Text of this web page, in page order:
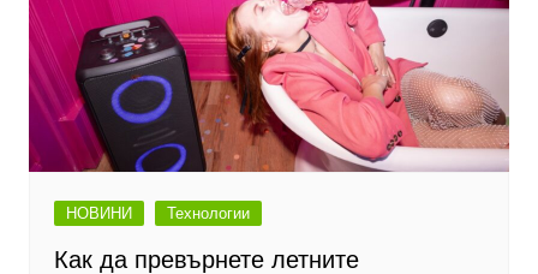
НОВИНИ Технологии
Как да превърнете летните